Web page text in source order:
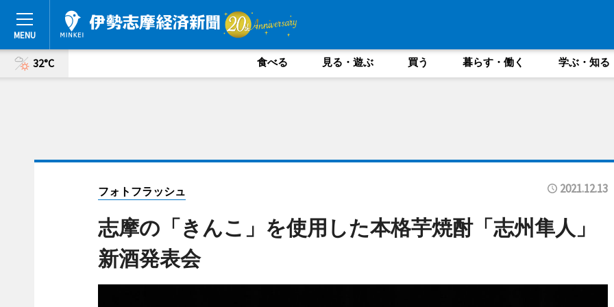
32°C 食べる 見る・遊ぶ 買う 暮らす・働く 学ぶ・知る
フォトフラッシュ 2021.12.13
志摩の「きんこ」を使用した本格芋焼酎「志州隼人」
新酒発表会